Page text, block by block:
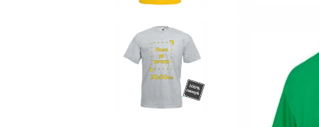
Рекламни ключодържатели
Възглавници по поръчка